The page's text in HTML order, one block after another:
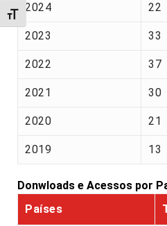
Alternar tamanho da fonte
2024 22
2023 33
2022 37
2021 30
2020 21
2019 13
Donwloads e Acessos por
Países